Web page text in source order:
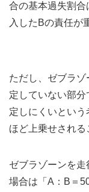
合の基本過失割
入したBの責任が
ただし、ゼブラ
定していない部
定しにくいとい
ほど上乗せされる
ゼブラゾーンを
場合は「A：B＝